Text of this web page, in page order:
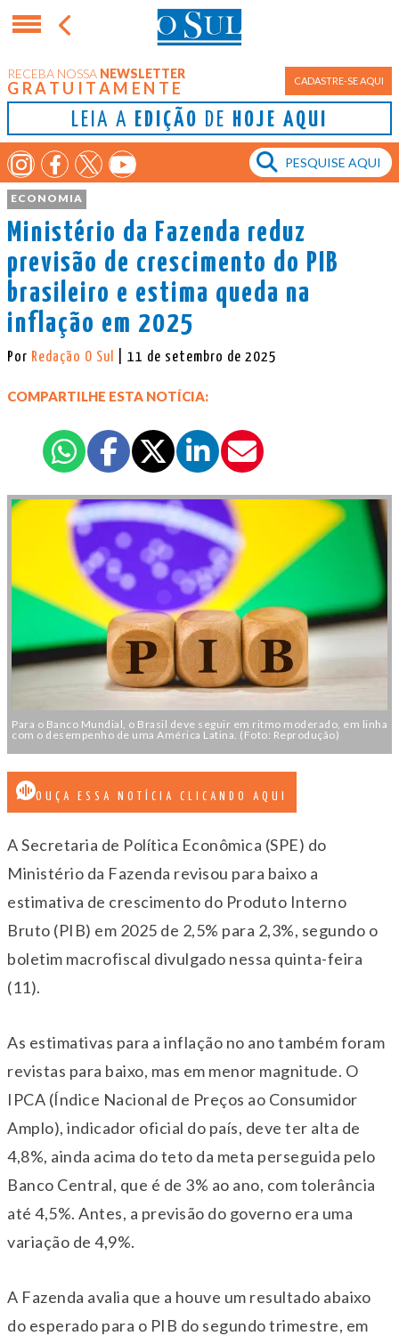
RECEBA NOSSA NEWSLETTER
GRATUITAMENTE CADASTRE-SE AQUI
LEIA A EDIÇÃO DE HOJE AQUI
ECONOMIA
Ministério da Fazenda reduz
previsão de crescimento do PIB
brasileiro e estima queda na
inflação em 2025
Por Redação O Sul | 11 de setembro de 2025
COMPARTILHE ESTA NOTÍCIA:
Para o Banco Mundial, o Brasil deve seguir em ritmo moderado, em linha
com o desempenho de uma América Latina. (Foto: Reprodução)
OUÇA ESSA NOTÍCIA CLICANDO AQUI
A Secretaria de Política Econômica (SPE) do
Ministério da Fazenda revisou para baixo a
estimativa de crescimento do Produto Interno
Bruto (PIB) em 2025 de 2,5% para 2,3%, segundo o
boletim macrofiscal divulgado nessa quinta-feira
(11).
As estimativas para a inflação no ano também foram
revistas para baixo, mas em menor magnitude. O
IPCA (Índice Nacional de Preços ao Consumidor
Amplo), indicador oficial do país, deve ter alta de
4,8%, ainda acima do teto da meta perseguida pelo
Banco Central, que é de 3% ao ano, com tolerância
até 4,5%. Antes, a previsão do governo era uma
variação de 4,9%.
A Fazenda avalia que a houve um resultado abaixo
do esperado para o PIB do segundo trimestre, em